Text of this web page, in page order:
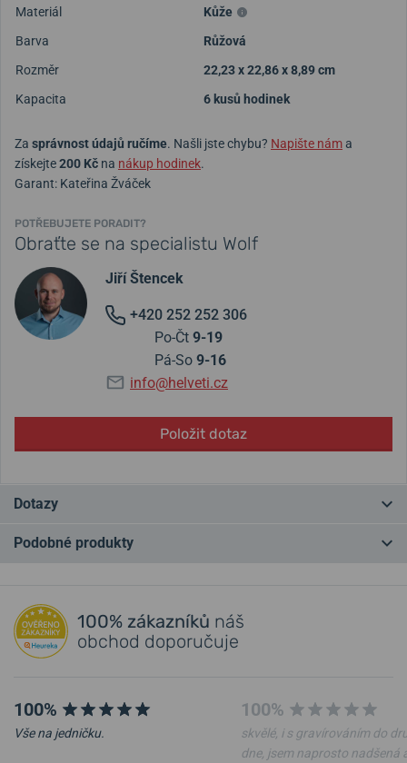
Materiál
Kůže
Barva
Růžová
Rozměr
22,23 x 22,86 x 8,89 cm
Kapacita
6 kusů hodinek
Za správnost údajů ručíme. Našli jste chybu? Napište náma
získejte200 Kč na nákup hodinek.
Garant: Kateřina Žváček
POTŘEBUJETE PORADIT?
Obraťte se na specialistu Wolf
Jiří Štencek
+420 252 252 306
Po-Čt 9-19
Pá-So 9-16
info@helveti.cz
Položit dotaz
Dotazy
Přidat dotaz
Podobné produkty
100% zákazníků náš
obchod doporučuje
100%
Vše na jedničku.
100%
skvělé, i s gravírováním do
dne, jsem naprosto nadšená